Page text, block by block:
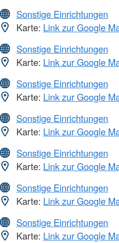
Sonstige Einrichtungen
Karte: Link zur Google
Sonstige Einrichtungen
Karte: Link zur Google
Sonstige Einrichtungen
Karte: Link zur Google
Sonstige Einrichtungen
Karte: Link zur Google
Sonstige Einrichtungen
Karte: Link zur Google
Sonstige Einrichtungen
Karte: Link zur Google
Sonstige Einrichtungen
Karte: Link zur Google